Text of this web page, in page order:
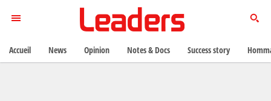
Accueil News Opinion Notes & Docs Success story